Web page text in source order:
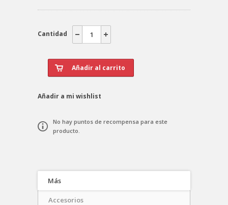
Cantidad
Añadir a mi wishlist
No hay puntos de recompensa para este
producto.
Más
Accesorios